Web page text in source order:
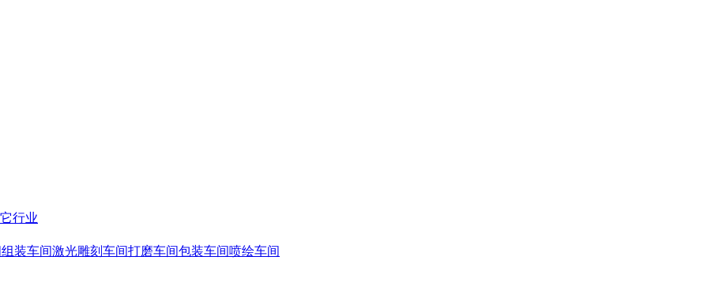
行业
组装车间激光雕刻车间打磨车间包装车间喷绘车间